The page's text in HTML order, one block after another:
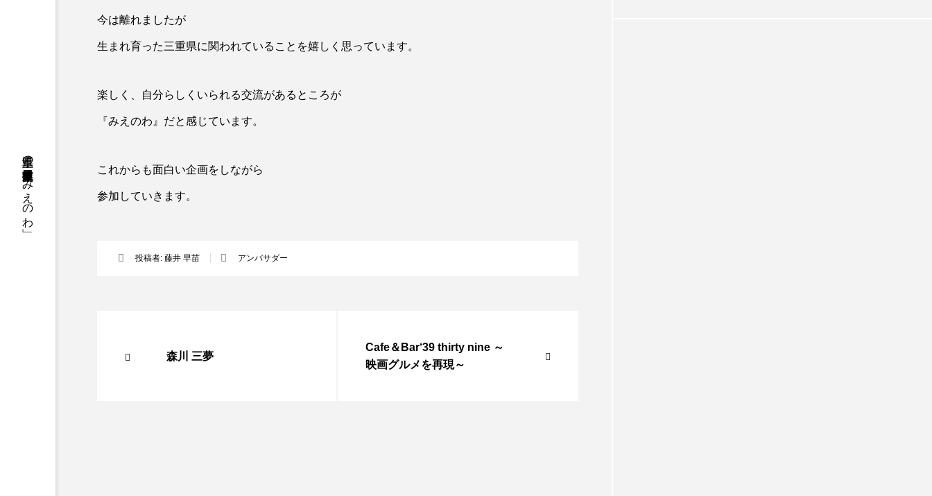
三重県の異業種交流・起業家支援 「みえのわ」
今は離れましたが
生まれ育った三重県に関われていることを嬉しく思っています。
楽しく、自分らしくいられる交流があるところが
『みえのわ』だと感じています。
これからも面白い企画をしながら
参加していきます。
投稿者: 藤井 早苗 アンバサダー
森川 三夢
Cafe＆Bar‘39 thirty nine ～
映画グルメを再現～